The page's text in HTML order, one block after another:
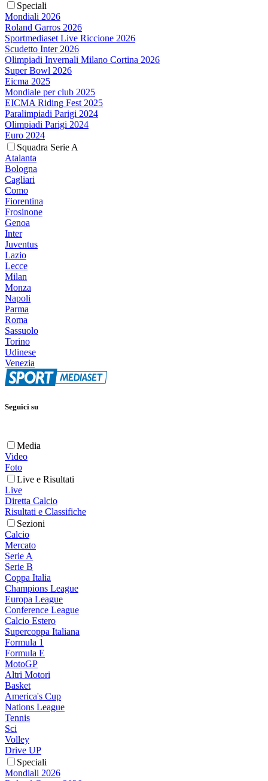
Speciali
Mondiali 2026
Roland Garros 2026
Sportmediaset Live Riccione 2026
Scudetto Inter 2026
Olimpiadi Invernali Milano Cortina 2026
Super Bowl 2026
Eicma 2025
Mondiale per club 2025
EICMA Riding Fest 2025
Paralimpiadi Parigi 2024
Olimpiadi Parigi 2024
Euro 2024
Squadra Serie A
Atalanta
Bologna
Cagliari
Como
Fiorentina
Frosinone
Genoa
Inter
Juventus
Lazio
Lecce
Milan
Monza
Napoli
Parma
Roma
Sassuolo
Torino
Udinese
Venezia
Seguici su
Media
Video
Foto
Live e Risultati
Live
Diretta Calcio
Risultati e Classifiche
Sezioni
Calcio
Mercato
Serie A
Serie B
Coppa Italia
Champions League
Europa League
Conference League
Calcio Estero
Supercoppa Italiana
Formula 1
Formula E
MotoGP
Altri Motori
Basket
America's Cup
Nations League
Tennis
Sci
Volley
Drive UP
Speciali
Mondiali 2026